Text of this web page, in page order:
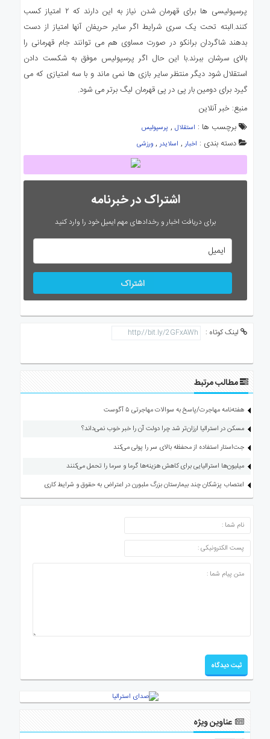
پرسپولیسی ها برای قهرمان شدن نیاز به این دارند که ۲ امتیاز کسب
کنند.البته تحت یک سری شرایط اگر سایر حریفان آنها امتیاز از دست
بدهند شاگردان برانکو در صورت مساوی هم می توانند جام قهرمانی را
بالای سرشان ببرند.با این حال اگر پرسپولیس موفق به شکست دادن
استقلال شود دیگر منتظر سایر بازی ها نمی ماند و با سه امتیازی که می
گیرد برای دومین بار پی در پی قهرمان لیگ برتر می شود.
منبع: خبر آنلاین
برچسب ها : استقلال, پرسپولیس
دسته بندی : اخبار, اسلایدر, ورزشی
اشتراک در خبرنامه
برای دریافت اخبار و رخدادهای مهم ایمیل خود را وارد کنید
اشتراک
لینک کوتاه :
مطالب مرتبط
هفته‌نامه مهاجرت/پاسخ به سوالات مهاجرتی ۵ آگوست
مسکن در استرالیا ارزان‌تر شد چرا دولت آن را خبر خوب نمی‌داند؟
جت‌استار استفاده از محفظه بالای سر را پولی می‌کند
میلیون‌ها استرالیایی برای کاهش هزینه‌ها گرما و سرما را تحمل می‌کنند
اعتصاب پزشکان چند بیمارستان بزرگ ملبورن در اعتراض به حقوق و شرایط کاری
ارسال دیدگاه
عناوین ویژه